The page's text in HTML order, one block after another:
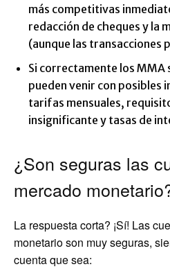
más competitivas
redacción de cheques y la
(aunque las transacciones
Si correctamente los MMA
pueden venir con posibles
tarifas mensuales,
insignificante y tasas de
¿Son seguras las
mercado
La respuesta corta? ¡Sí! Las
monetario son muy seguras,
cuenta que sea: